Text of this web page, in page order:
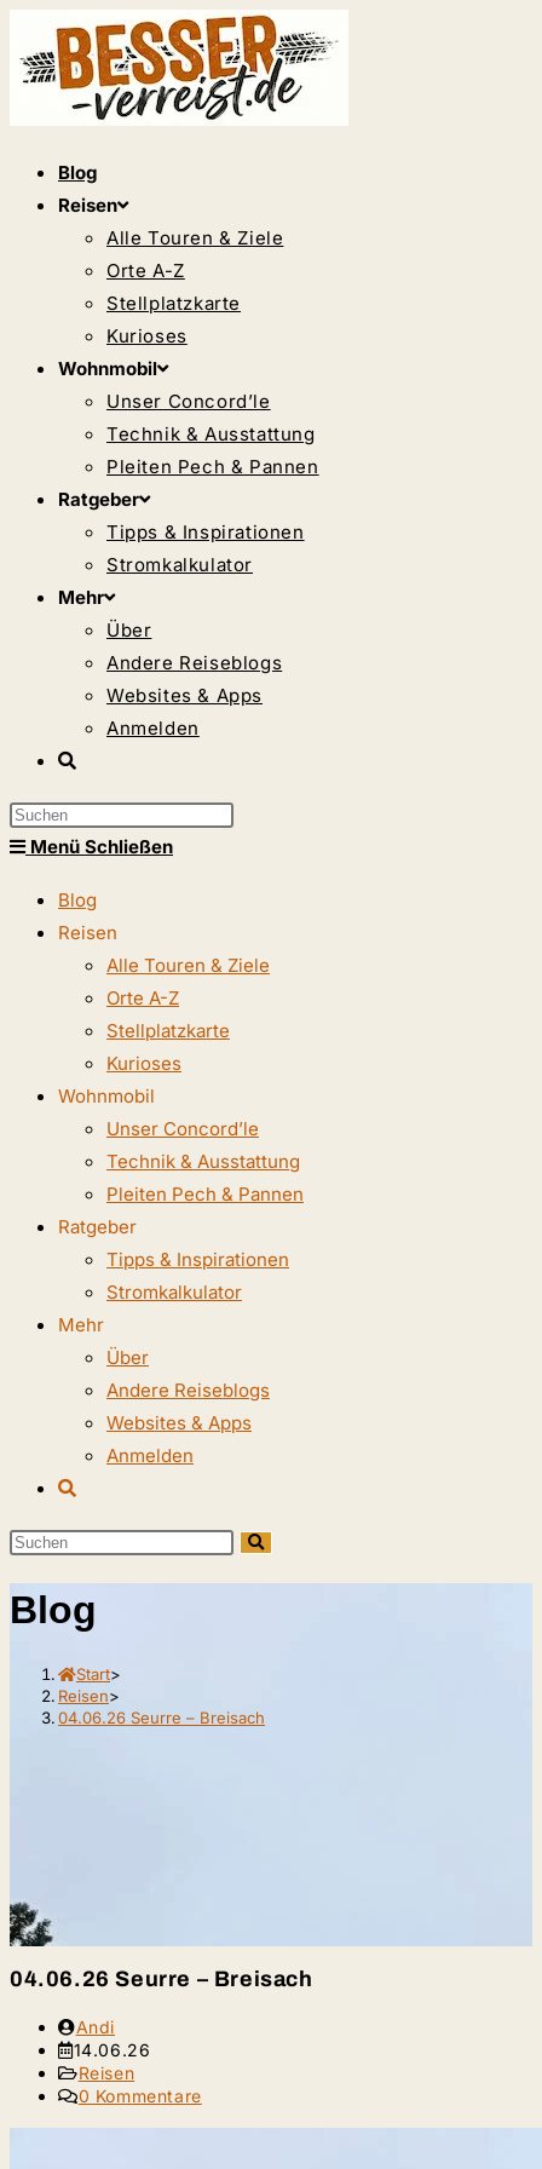
Inhalt
springen
Blog
Reisen
Alle Touren & Ziele
Orte A-Z
Stellplatzkarte
Kurioses
Wohnmobil
Unser Concord’le
Technik & Ausstattung
Pleiten Pech & Pannen
Ratgeber
Tipps & Inspirationen
Stromkalkulator
Mehr
Über
Andere Reiseblogs
Websites & Apps
Anmelden
Website-
umschalten
Press
search
Menü Schließen
Blog
Reisen
Alle Touren & Ziele
Orte A-Z
Stellplatzkarte
Kurioses
Wohnmobil
Unser Concord’le
Technik & Ausstattung
Pleiten Pech & Pannen
Ratgeber
Tipps & Inspirationen
Stromkalkulator
Mehr
Über
Andere Reiseblogs
Websites & Apps
Anmelden
Website-
umschalten
Diese
durchsuchen
Blog
Start>
Reisen>
04.06.26 Seurre – Breisach
04.06.26 Seurre – Breisach
Beitrags-
Autor:
Andi
Beitrag
veröffentlicht:
14.06.26
Beitrags-
Kategorie:
Reisen
Beitrags-
0 Kommentare